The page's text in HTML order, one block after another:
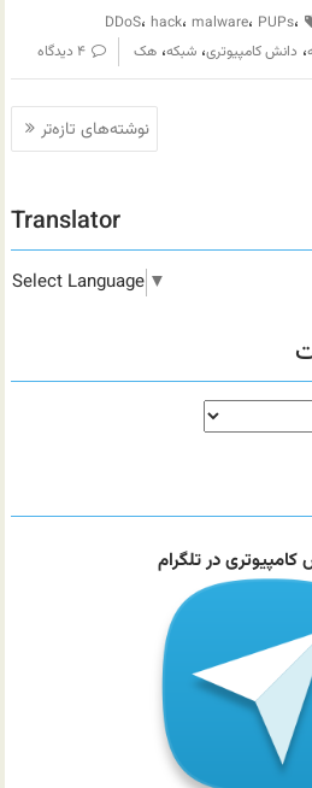
DDoS، hack، malware، PUPs،
، دانش کامپیوتری،شبکه،هک ۴ دیدگاه
نوشته‌های تازه‌تر
Translator
Select Language ▼
کامپیوتری در تلگرام